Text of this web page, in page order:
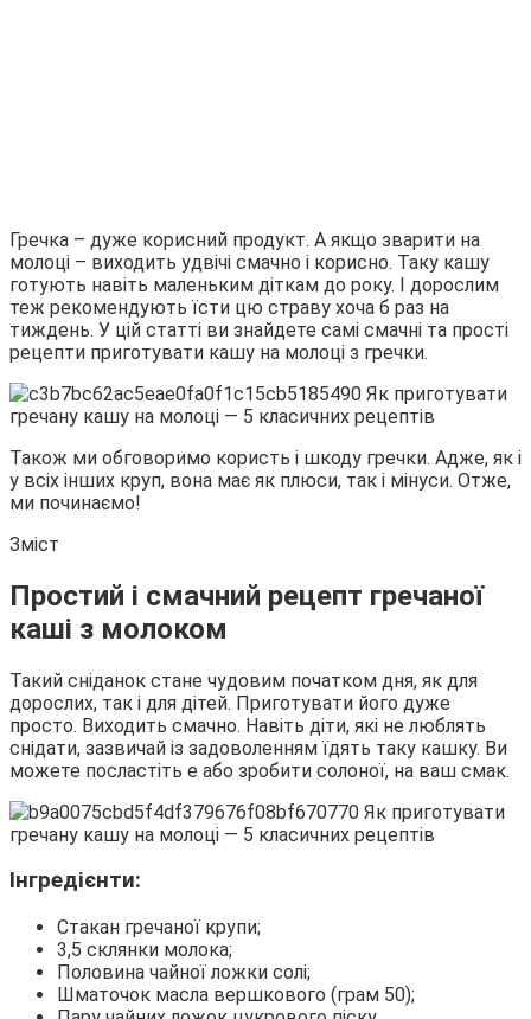
Гречка – дуже корисний продукт. А якщо зварити на
молоці – виходить удвічі смачно і корисно. Таку кашу
готують навіть маленьким діткам до року. І дорослим
теж рекомендують їсти цю страву хоча б раз на
тиждень. У цій статті ви знайдете самі смачні та прості
рецепти приготувати кашу на молоці з гречки.
Також ми обговоримо користь і шкоду гречки. Адже, як і
у всіх інших круп, вона має як плюси, так і мінуси. Отже,
ми починаємо!
Зміст
Простий і смачний рецепт гречаної
каші з молоком
Такий сніданок стане чудовим початком дня, як для
дорослих, так і для дітей. Приготувати його дуже
просто. Виходить смачно. Навіть діти, які не люблять
снідати, зазвичай із задоволенням їдять таку кашку. Ви
можете посластіть е або зробити солоної, на ваш смак.
Інгредієнти:
Стакан гречаної крупи;
3,5 склянки молока;
Половина чайної ложки солі;
Шматочок масла вершкового (грам 50);